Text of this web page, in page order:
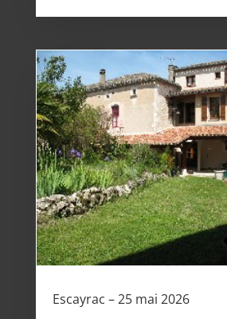
Escayrac – 25 mai 2026